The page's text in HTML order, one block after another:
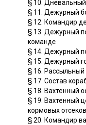
§ 10.
§ 11. Дежурный
§ 12. Командир
§ 13. Дежурный
команде
§ 14. Дежурный
§ 15. Дежурный
§ 16. Рассыльный
§ 17. Состав
§ 18. Вахтенный
§ 19. Вахтенный
кормовых
§ 20. Командир